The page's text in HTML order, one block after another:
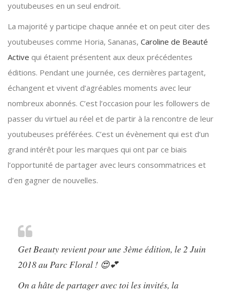
youtubeuses en un seul endroit.
La majorité y participe chaque année et on peut citer des
youtubeuses comme Horia, Sananas, Caroline de Beauté
Active qui étaient présentent aux deux précédentes
éditions. Pendant une journée, ces dernières partagent,
échangent et vivent d’agréables moments avec leur
nombreux abonnés. C’est l’occasion pour les followers de
passer du virtuel au réel et de partir à la rencontre de leur
youtubeuses préférées. C’est un évènement qui est d’un
grand intérêt pour les marques qui ont par ce biais
l’opportunité de partager avec leurs consommatrices et
d’en gagner de nouvelles.
Get Beauty revient pour une 3ème édition, le 2 Juin
2018 au Parc Floral ! 😍💕
On a hâte de partager avec toi les invités, la